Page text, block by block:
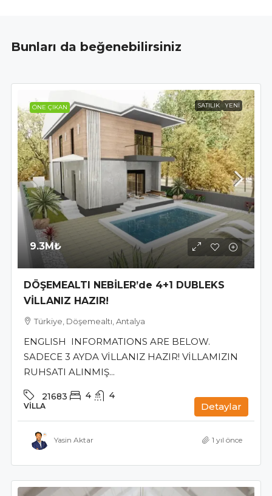
Bunları da beğenebilirsiniz
ÖNE ÇIKAN SATILIK YENI
9.3M₺
DÖŞEMEALTI NEBİLER’de 4+1 DUBLEKS
VİLLANIZ HAZIR!
Türkiye, Döşemealtı, Antalya
ENGLISH INFORMATIONS ARE BELOW.
SADECE 3 AYDA VİLLANIZ HAZIR! VİLLAMIZIN
RUHSATI ALINMIŞ...
21683 4 4
VILLA Detaylar
Yasin Aktar 1 yıl önce